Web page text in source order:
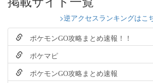
>逆アクセスランキングはこ
ポケモンGO攻略まとめ速報！！
ポケマピ
ポケモンGO攻略まとめ速報